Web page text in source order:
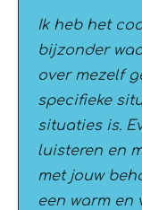
Ik heb het
bijzonder
over mezelf
specifieke
situaties is.
luisteren en
met jouw
een warm en